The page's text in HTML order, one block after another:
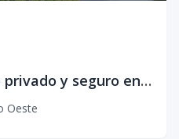
Invierte en tu refugio privado y seguro en Lomas Linda, Pedro Brand
Oeste